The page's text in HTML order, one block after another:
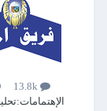
الإهتمامات: